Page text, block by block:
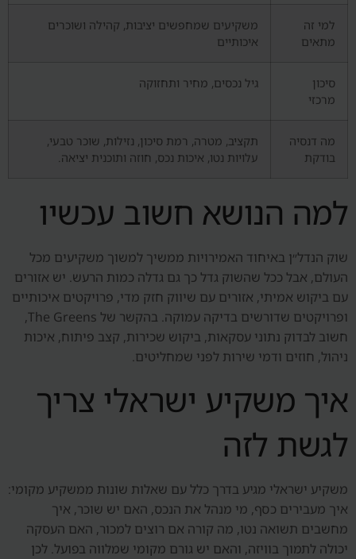
למי זה
מתאים
משקיעים שמחפשים יציבות, קהילה ושוכרים
איכותיים
סיכון
מרכזי
גיל נכסים, מחיר ותחזוקה
מה דנסיה
בודקת
תקציב, מטרה, רמת סיכון, נזילות, שוכר טבעי,
עלויות נטו, איכות נכס, חוזה ותוכנית יציאה.
למה הנושא חשוב עכשיו
שוק הנדל״ן באיחוד האמירויות ממשיך למשוך משקיעים מכל
העולם, אבל ככל שהשוק גדל כך גם גדלה כמות הרעש. יש אזורים
עם ביקוש אמיתי, אזורים עם שיווק חזק מדי, פרויקטים איכותיים
ופרויקטים שדורשים בדיקה עמוקה. בהקשר של The Greens,
חשוב לבדוק נתוני עסקאות, ביקוש שכירות, קצב פיתוח, איכות
ניהול, חוזים ודמי שירות לפני שמחליטים.
איך משקיע ישראלי צריך
לגשת לזה
משקיע ישראלי מגיע בדרך כלל עם שאלות שונות ממשקיע מקומי:
איך מעבירים כסף, מי מנהל את הנכס, האם יש שוכר, איך
מחשבים תשואה נטו, מה קורה אם רוצים למכור, האם העסקה
יכולה לתמוך בוויזה, והאם יש גורם מקומי שמלווה בפועל. לכן